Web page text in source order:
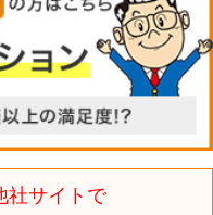
社サイトで